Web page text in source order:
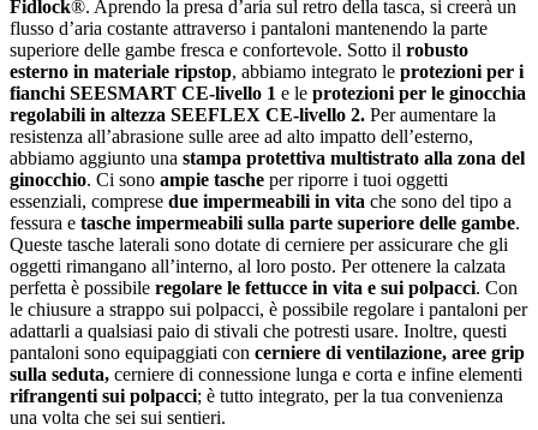
Fidlock®. Aprendo la presa d’aria sul retro della tasca, si creerà un
flusso d’aria costante attraverso i pantaloni mantenendo la parte
superiore delle gambe fresca e confortevole. Sotto il robusto
esterno in materiale ripstop, abbiamo integrato le protezioni per i
fianchi SEESMART CE‑livello 1 e le protezioni per le ginocchia
regolabili in altezza SEEFLEX CE‑livello 2. Per aumentare la
resistenza all’abrasione sulle aree ad alto impatto dell’esterno,
abbiamo aggiunto una stampa protettiva multistrato alla zona del
ginocchio. Ci sono ampie tasche per riporre i tuoi oggetti
essenziali, comprese due impermeabili in vita che sono del tipo a
fessura e tasche impermeabili sulla parte superiore delle gambe.
Queste tasche laterali sono dotate di cerniere per assicurare che gli
oggetti rimangano all’interno, al loro posto. Per ottenere la calzata
perfetta è possibile regolare le fettucce in vita e sui polpacci. Con
le chiusure a strappo sui polpacci, è possibile regolare i pantaloni per
adattarli a qualsiasi paio di stivali che potresti usare. Inoltre, questi
pantaloni sono equipaggiati con cerniere di ventilazione, aree grip
sulla seduta, cerniere di connessione lunga e corta e infine elementi
rifrangenti sui polpacci; è tutto integrato, per la tua convenienza
una volta che sei sui sentieri.